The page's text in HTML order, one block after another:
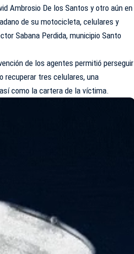
Ambrosio De los Santos y otro aún en
de su motocicleta, celulares y
Sabana Perdida, municipio Santo
de los agentes permitió perseguir
recuperar tres celulares, una
como la cartera de la víctima.